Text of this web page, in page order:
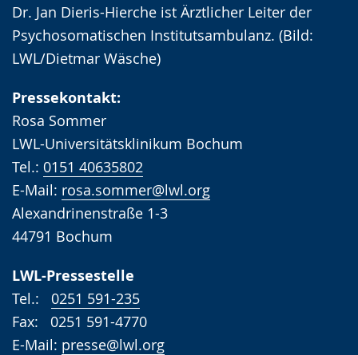
Dr. Jan Dieris-Hierche ist Ärztlicher Leiter der
Psychosomatischen Institutsambulanz. (Bild:
LWL/Dietmar Wäsche)
Pressekontakt:
Rosa Sommer
LWL-Universitätsklinikum Bochum
Tel.: 0151 40635802
E-Mail: rosa.sommer@lwl.org
Alexandrinenstraße 1-3
44791 Bochum
LWL-Pressestelle
Tel.: 0251 591-235
Fax: 0251 591-4770
E-Mail: presse@lwl.org